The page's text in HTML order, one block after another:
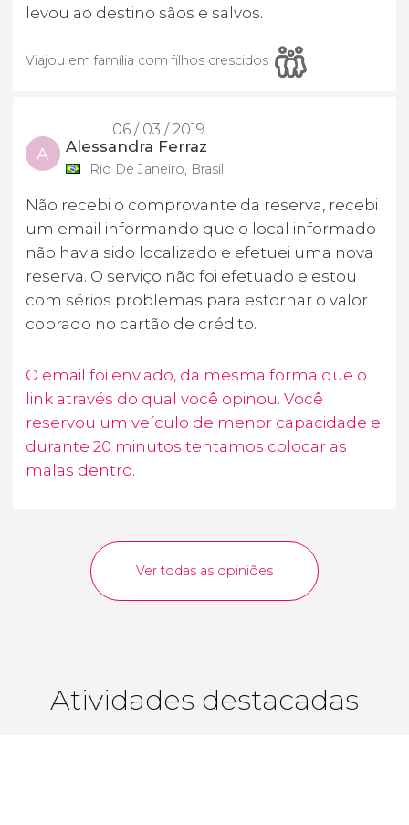
levou ao destino sãos e salvos.
Viajou em família com filhos crescidos
06 / 03 / 2019
A Alessandra Ferraz
Rio De Janeiro, Brasil
Não recebi o comprovante da reserva, recebi
um email informando que o local informado
não havia sido localizado e efetuei uma nova
reserva. O serviço não foi efetuado e estou
com sérios problemas para estornar o valor
cobrado no cartão de crédito.
O email foi enviado, da mesma forma que o
link através do qual você opinou. Você
reservou um veículo de menor capacidade e
durante 20 minutos tentamos colocar as
malas dentro.
Ver todas as opiniões
Atividades destacadas